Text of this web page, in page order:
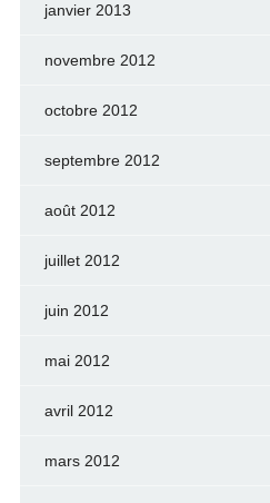
janvier 2013
novembre 2012
octobre 2012
septembre 2012
août 2012
juillet 2012
juin 2012
mai 2012
avril 2012
mars 2012